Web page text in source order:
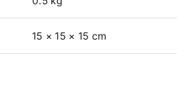
15 × 15 × 15 cm